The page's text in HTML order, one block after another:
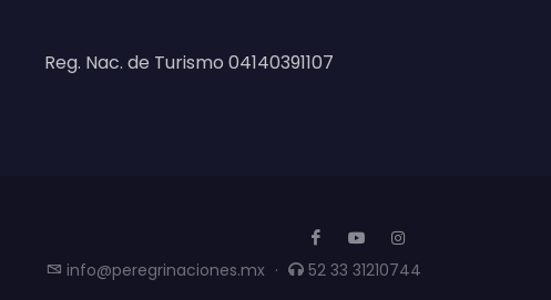
Reg. Nac. de Turismo 04140391107
info@peregrinaciones.mx · 52 33 31210744